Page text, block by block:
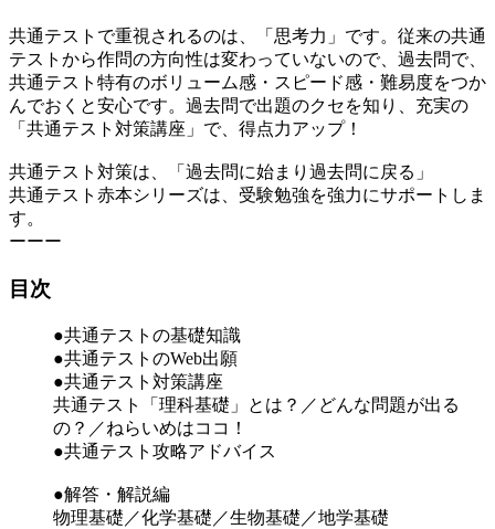
共通テストで重視されるのは、「思考力」です。従来の共通
テストから作問の方向性は変わっていないので、過去問で、
共通テスト特有のボリューム感・スピード感・難易度をつか
んでおくと安心です。過去問で出題のクセを知り、充実の
「共通テスト対策講座」で、得点力アップ！
共通テスト対策は、「過去問に始まり過去問に戻る」
共通テスト赤本シリーズは、受験勉強を強力にサポートしま
す。
ーーー
目次
●共通テストの基礎知識
●共通テストのWeb出願
●共通テスト対策講座
共通テスト「理科基礎」とは？／どんな問題が出る
の？／ねらいめはココ！
●共通テスト攻略アドバイス
●解答・解説編
物理基礎／化学基礎／生物基礎／地学基礎